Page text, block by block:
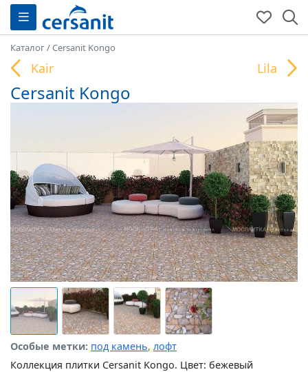
Каталог/Cersanit Kongo
Kair Lila
Cersanit Kongo
Особые метки: под камень, лофт
Коллекция плитки Cersanit Kongo. Цвет: бежевый